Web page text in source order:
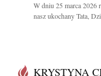
W dniu 25 marca 2026
nasz ukochany Tata,
KRYSTYNA